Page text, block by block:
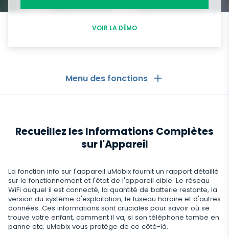
VOIR LA DÉMO
Menu des fonctions
Journaux d'appels
Comment Recevoir les Messages d'un Autre
Téléphone
Localisation GPS
Enregistreur de frappe
Applications de messagerie
Whatsapp
Facebook Messenger
Zoom
Médias sociaux
Facebook
Instagram
Médias
Logiciel espion photo et vidéo
Internet
Recueillez les Informations Complètes
sur l'Appareil
La fonction info sur l'appareil uMobix fournit un rapport détaillé
sur le fonctionnement et l'état de l'appareil cible. Le réseau
WiFi auquel il est connecté, la quantité de batterie restante, la
version du système d'exploitation, le fuseau horaire et d'autres
données. Ces informations sont cruciales pour savoir où se
trouve votre enfant, comment il va, si son téléphone tombe en
panne etc. uMobix vous protège de ce côté-là.